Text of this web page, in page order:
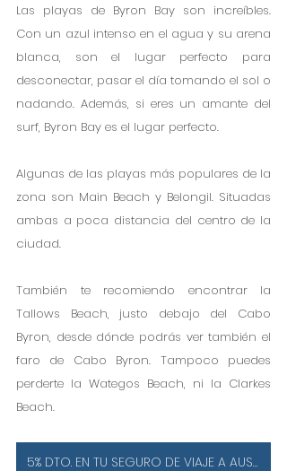
Las playas de Byron Bay son increíbles.
Con un azul intenso en el agua y su arena
blanca, son el lugar perfecto para
desconectar, pasar el día tomando el sol o
nadando. Además, si eres un amante del
surf, Byron Bay es el lugar perfecto.
Algunas de las playas más populares de la
zona son Main Beach y Belongil. Situadas
ambas a poca distancia del centro de la
ciudad.
También te recomiendo encontrar la
Tallows Beach, justo debajo del Cabo
Byron, desde dónde podrás ver también el
faro de Cabo Byron. Tampoco puedes
perderte la Wategos Beach, ni la Clarkes
Beach.
5% DTO. EN TU SEGURO DE VIAJE A AUSTRALIA ¡IMPRESCINDIBLE!